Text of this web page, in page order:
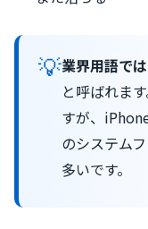
💡業界用語で
と呼ばれま
すが、
のシステム
多いです。